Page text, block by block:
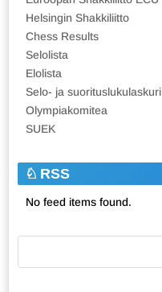
Helsingin Shakkiliitto
Chess Results
Selolista
Elolista
Selo- ja suorituslukulaskuri
Olympiakomitea
SUEK
RSS
No feed items found.